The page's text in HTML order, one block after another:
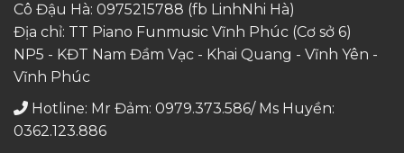
Cô Đậu Hà: 0975215788 (fb LinhNhi Hà)
Địa chỉ: TT Piano Funmusic Vĩnh Phúc (Cơ sở 6)
NP5 - KĐT Nam Đầm Vạc - Khai Quang - Vĩnh Yên -
Vĩnh Phúc
Hotline: Mr Đảm: 0979.373.586/ Ms Huyền:
0362.123.886